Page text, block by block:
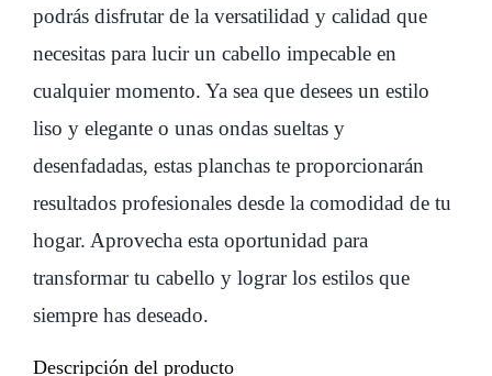
podrás disfrutar de la versatilidad y calidad que
necesitas para lucir un cabello impecable en
cualquier momento. Ya sea que desees un estilo
liso y elegante o unas ondas sueltas y
desenfadadas, estas planchas te proporcionarán
resultados profesionales desde la comodidad de tu
hogar. Aprovecha esta oportunidad para
transformar tu cabello y lograr los estilos que
siempre has deseado.
Descripción del producto